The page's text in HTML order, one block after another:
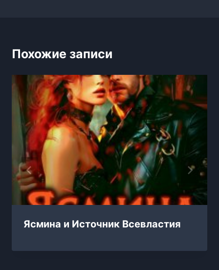
Похожие записи
Ясмина и Источник Всевластия